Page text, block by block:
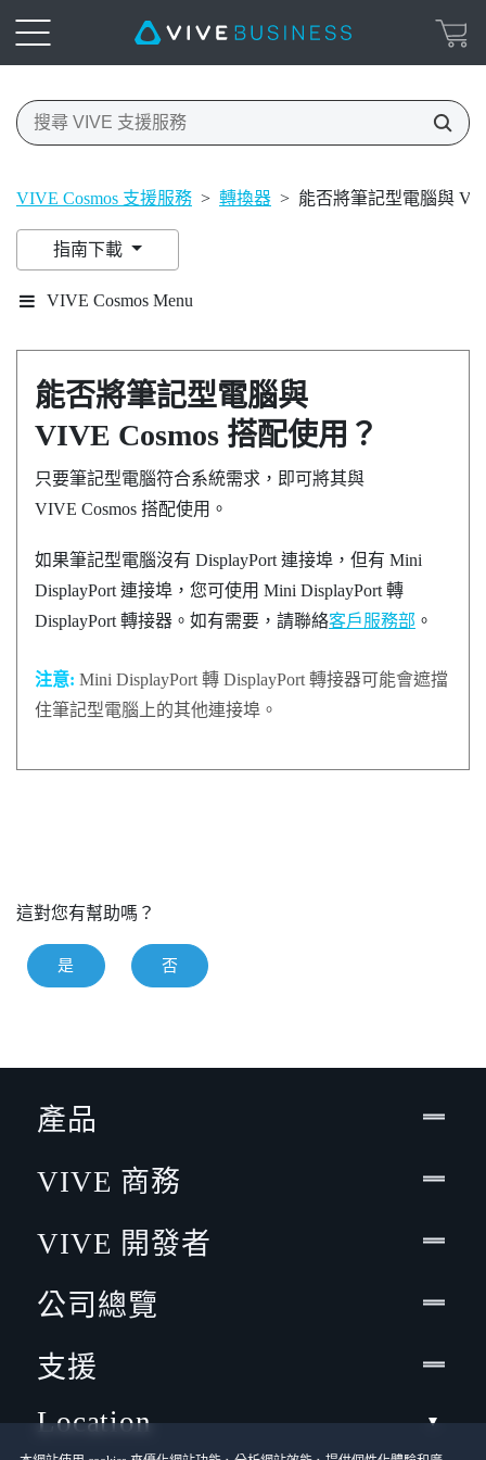
VIVE Cosmos 支援服務 > 轉換器 > 能否將筆記型電腦與
指南下載
VIVE Cosmos Menu
能否將筆記型電腦與
VIVE Cosmos 搭配使用？
只要筆記型電腦符合系統需求，即可將其與
VIVE Cosmos 搭配使用。
如果筆記型電腦沒有 DisplayPort 連接埠，但有 Mini
DisplayPort 連接埠，您可使用 Mini DisplayPort 轉
DisplayPort 轉接器。如有需要，請聯絡客戶服務部 。
注意: Mini DisplayPort 轉 DisplayPort 轉接器可能會遮擋
住筆記型電腦上的其他連接埠。
這對您有幫助嗎？
是 否
產品
VIVE 商務
VIVE 開發者
公司總覽
支援
Location